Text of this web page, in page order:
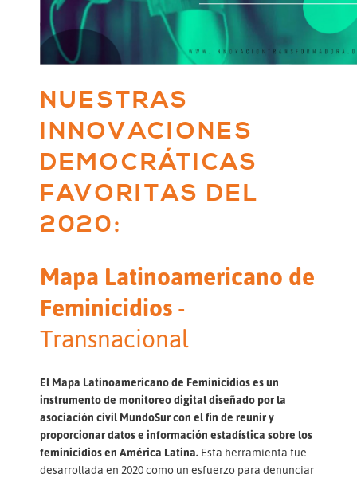
NUESTRAS
INNOVACIONES
DEMOCRÁTICAS
FAVORITAS DEL
2020:
Mapa Latinoamericano de
Feminicidios -
Transnacional
El Mapa Latinoamericano de Feminicidios es un
instrumento de monitoreo digital diseñado por la
asociación civil MundoSur con el fin de reunir y
proporcionar datos e información estadística sobre los
feminicidios en América Latina. Esta herramienta fue
desarrollada en 2020 como un esfuerzo para denunciar